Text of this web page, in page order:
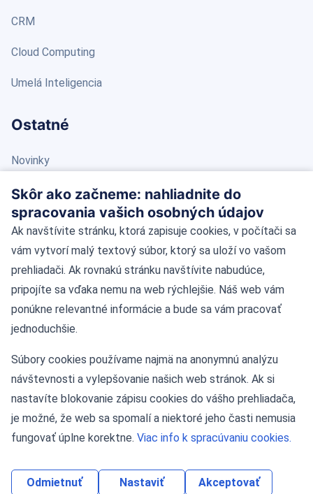
CRM
Cloud Computing
Umelá Inteligencia
Ostatné
Novinky
Blog
Kontakt
Kontaktné údaje
Námestie Slobody 11, 81106 Bratislava
Tel: +421-2-55424622
Mobil: 0908 036 873
Skôr ako začneme: nahliadnite do
spracovania vašich osobných údajov
Ak navštívite stránku, ktorá zapisuje cookies, v počítači sa
vám vytvorí malý textový súbor, ktorý sa uloží vo vašom
prehliadači. Ak rovnakú stránku navštívite nabudúce,
pripojíte sa vďaka nemu na web rýchlejšie. Náš web vám
ponúkne relevantné informácie a bude sa vám pracovať
jednoduchšie.
Súbory cookies používame najmä na anonymnú analýzu
návštevnosti a vylepšovanie našich web stránok. Ak si
nastavíte blokovanie zápisu cookies do vášho prehliadača,
je možné, že web sa spomalí a niektoré jeho časti nemusia
fungovať úplne korektne. Viac info k spracúvaniu cookies.
Odmietnuť Nastaviť Akceptovať